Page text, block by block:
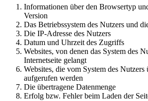
Informationen über den Browsertyp
Version
Das Betriebssystem des Nutzers und
Die IP-Adresse des Nutzers
Datum und Uhrzeit des Zugriffs
Websites, von denen das System des
Internetseite gelangt
Websites, die vom System des Nutzers
aufgerufen werden
Die übertragene Datenmenge
Erfolg bzw. Fehler beim Laden der